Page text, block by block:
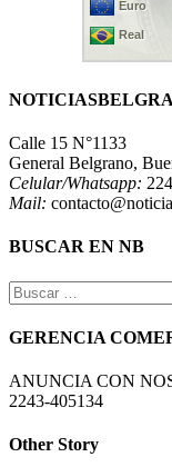
Calle 15 N°1133
General Belgrano,
Celular/Whatsapp:
Mail:
BUSCAR EN NB
Buscar:
GERENCIA
ANUNCIA CON
2243-405134
Other Story